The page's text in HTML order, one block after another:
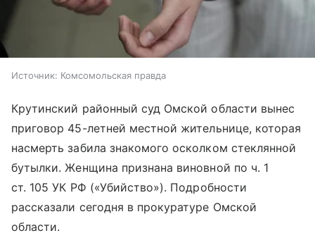
Источник: Комсомольская правда
Крутинский районный суд Омской области вынес
приговор 45-летней местной жительнице, которая
насмерть забила знакомого осколком стеклянной
бутылки. Женщина признана виновной по ч. 1
ст. 105 УК РФ («Убийство»). Подробности
рассказали сегодня в прокуратуре Омской
области.